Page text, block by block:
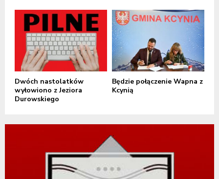
Dwóch nastolatków
wyłowiono z Jeziora
Durowskiego
Będzie połączenie Wapna z
Kcynią